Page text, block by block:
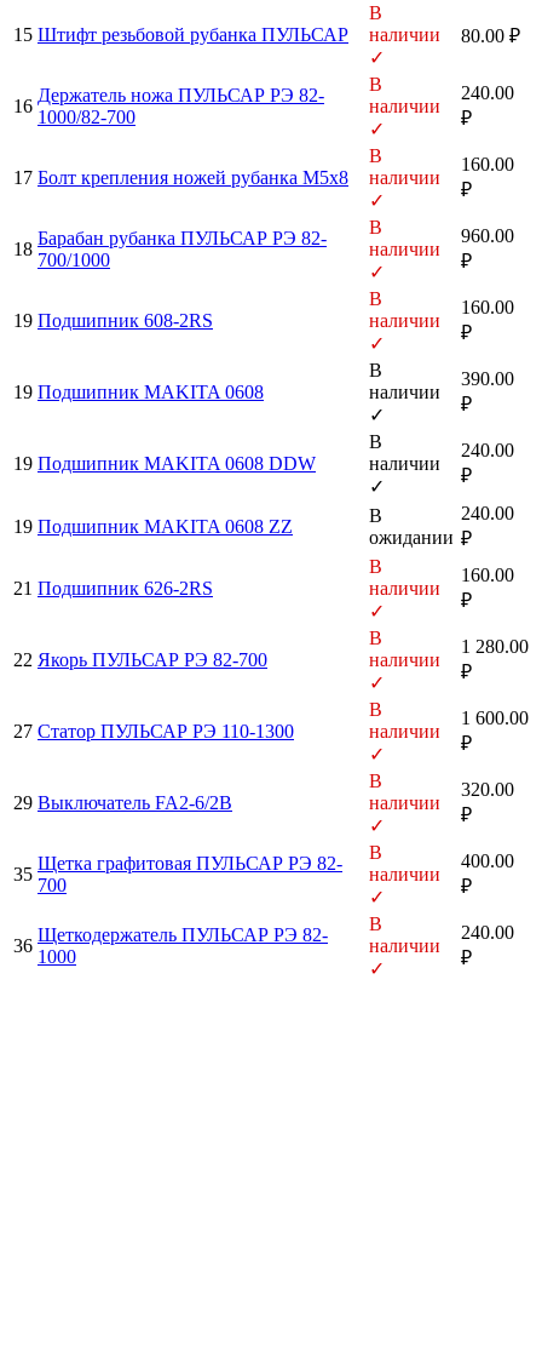
15 Штифт резьбовой рубанка ПУЛЬСАР
В
наличии
✓
80.00 ₽
16
Держатель ножа ПУЛЬСАР РЭ 82-
1000/82-700
В
наличии
✓
240.00
₽
17 Болт крепления ножей рубанка М5х8
В
наличии
✓
160.00
₽
18
Барабан рубанка ПУЛЬСАР РЭ 82-
700/1000
В
наличии
✓
960.00
₽
19 Подшипник 608-2RS
В
наличии
✓
160.00
₽
19 Подшипник MAKITA 0608
В
наличии
✓
390.00
₽
19 Подшипник MAKITA 0608 DDW
В
наличии
✓
240.00
₽
19 Подшипник MAKITA 0608 ZZ
В
ожидании
240.00
₽
21 Подшипник 626-2RS
В
наличии
✓
160.00
₽
22 Якорь ПУЛЬСАР РЭ 82-700
В
наличии
✓
1 280.00
₽
27 Статор ПУЛЬСАР РЭ 110-1300
В
наличии
✓
1 600.00
₽
29 Выключатель FA2-6/2B
В
наличии
✓
320.00
₽
35
Щетка графитовая ПУЛЬСАР РЭ 82-
700
В
наличии
✓
400.00
₽
36
Щеткодержатель ПУЛЬСАР РЭ 82-
1000
В
наличии
✓
240.00
₽